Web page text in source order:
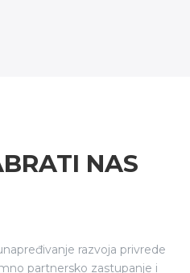
NAS
razvoja privrede
partnersko zastupanje i